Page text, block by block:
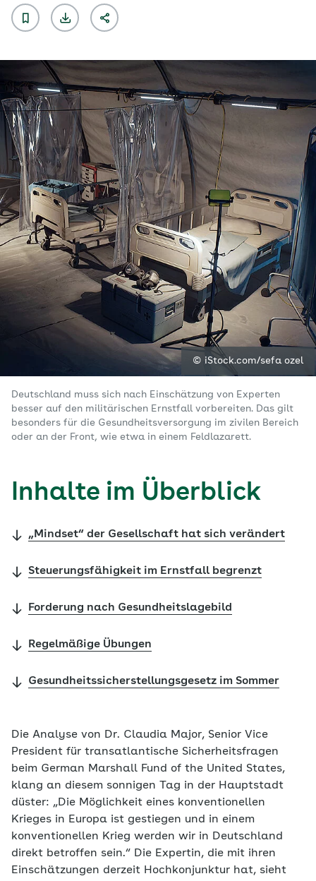
© iStock.com/sefa ozel
Deutschland muss sich nach Einschätzung von Experten
besser auf den militärischen Ernstfall vorbereiten. Das gilt
besonders für die Gesundheitsversorgung im zivilen Bereich
oder an der Front, wie etwa in einem Feldlazarett.
Inhalte im Überblick
„Mindset“ der Gesellschaft hat sich verändert
Steuerungsfähigkeit im Ernstfall begrenzt
Forderung nach Gesundheitslagebild
Regelmäßige Übungen
Gesundheitssicherstellungsgesetz im Sommer
Die Analyse von Dr. Claudia Major, Senior Vice
President für transatlantische Sicherheitsfragen
beim German Marshall Fund of the United States,
klang an diesem sonnigen Tag in der Hauptstadt
düster: „Die Möglichkeit eines konventionellen
Krieges in Europa ist gestiegen und in einem
konventionellen Krieg werden wir in Deutschland
direkt betroffen sein.“ Die Expertin, die mit ihren
Einschätzungen derzeit Hochkonjunktur hat, sieht